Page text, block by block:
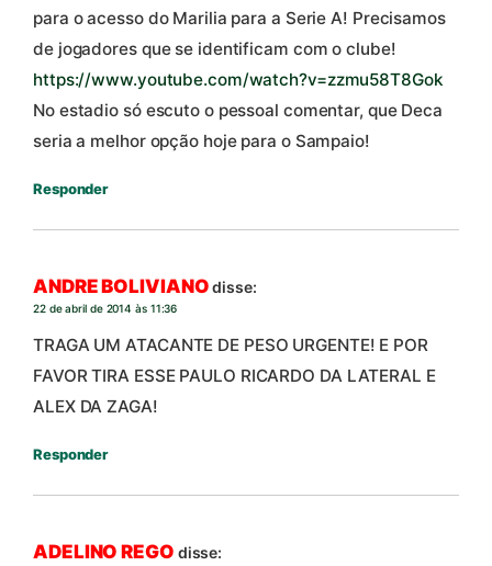
para o acesso do Marilia para a Serie A! Precisamos
de jogadores que se identificam com o clube!
https://www.youtube.com/watch?v=zzmu58T8Gok
No estadio só escuto o pessoal comentar, que Deca
seria a melhor opção hoje para o Sampaio!
Responder
ANDRE BOLIVIANO disse:
22 de abril de 2014 às 11:36
TRAGA UM ATACANTE DE PESO URGENTE! E POR
FAVOR TIRA ESSE PAULO RICARDO DA LATERAL E
ALEX DA ZAGA!
Responder
ADELINO REGO disse: